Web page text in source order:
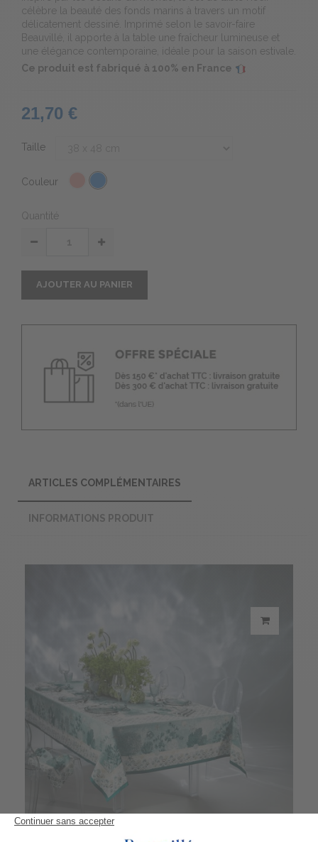
célèbre la beauté des fonds marins à travers un motif
délicatement dessiné. Imprimé selon le savoir-faire
Beauvillé, il apporte à la table une fraîcheur lumineuse et
une élégance contemporaine, idéale pour la saison estivale.
Ce produit est fabriqué à 100% en France
21,70 €
Taille
Couleur
Quantité
AJOUTER AU PANIER
ARTICLES COMPLÉMENTAIRES
INFORMATIONS PRODUIT